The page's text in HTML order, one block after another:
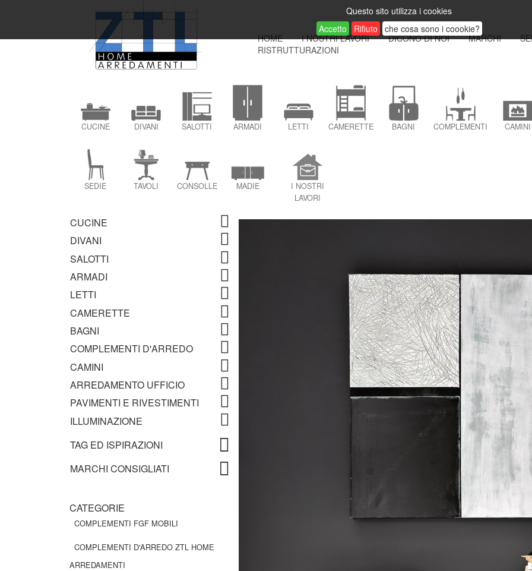
Questo sito utilizza i cookies
Accetto
Rifiuto
che cosa sono i coookie?
HOME
I NOSTRI LAVORI DICONO DI NOI MARCHI
RISTRUTTURAZIONI
CUCINE DIVANI SALOTTI ARMADI LETTI CAMERETTE BAGNI COMPLEMENTI CAMINI
SEDIE TAVOLI CONSOLLE MADIE
I NOSTRI
LAVORI
CUCINE
DIVANI
SALOTTI
ARMADI
LETTI
CAMERETTE
BAGNI
COMPLEMENTI D'ARREDO
CAMINI
ARREDAMENTO UFFICIO
PAVIMENTI E RIVESTIMENTI
ILLUMINAZIONE
TAG ED ISPIRAZIONI
MARCHI CONSIGLIATI
CATEGORIE
COMPLEMENTI FGF MOBILI
COMPLEMENTI D'ARREDO ZTL HOME
ARREDAMENTI